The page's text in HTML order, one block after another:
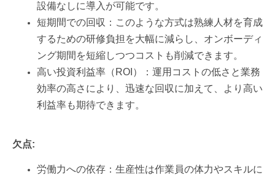
設備なしに導入が可能です。
短期間での回収：このような方式は熟練人材を育成
するための研修負担を大幅に減らし、オンボーディ
ング期間を短縮しつつコストも削減できます。
高い投資利益率（ROI）：運用コストの低さと業務
効率の高さにより、迅速な回収に加えて、より高い
利益率も期待できます。
欠点:
労働力への依存：生産性は作業員の体力やスキルに